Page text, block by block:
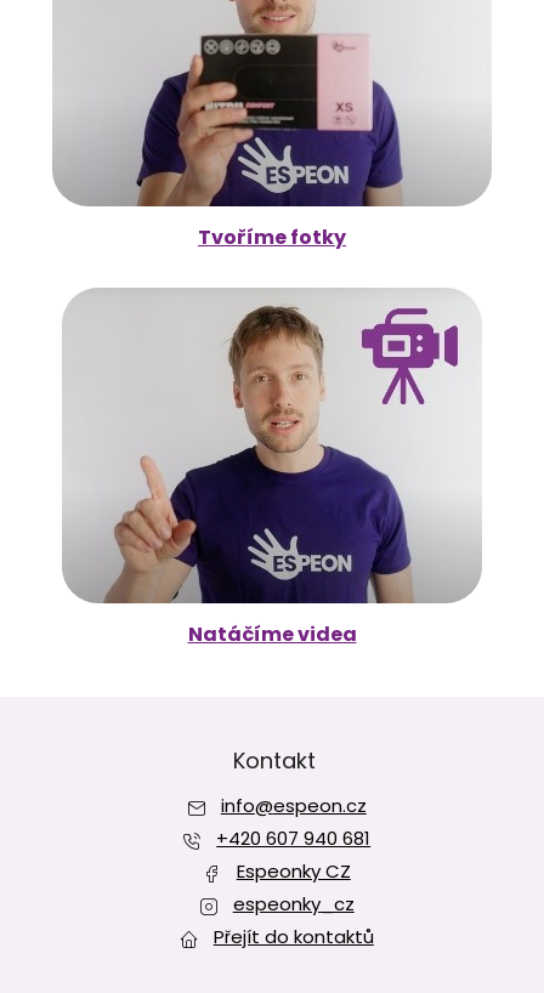
Tvoříme fotky
Natáčíme videa
Kontakt
info@espeon.cz
+420 607 940 681
Espeonky CZ
espeonky_cz
Přejít do kontaktů